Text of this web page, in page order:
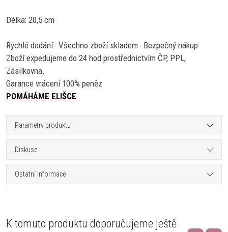
Délka: 20,5 cm
Rychlé dodání · Všechno zboží skladem · Bezpečný nákup
Zboží expedujeme do 24 hod prostřednictvím ČP, PPL,
Zásilkovna.
Garance vrácení 100% peněz
POMÁHÁME ELIŠCE
Parametry produktu
Diskuse
Ostatní informace
K tomuto produktu doporučujeme ještě